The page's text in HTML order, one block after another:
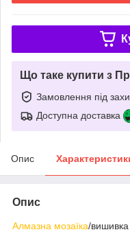
Що таке купити з
Замовлення під
Доступна доставка
Опис
Опис
Алмазна мозаїка/вишивка